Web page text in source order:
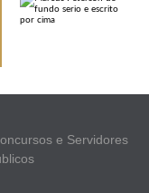
e Servidores